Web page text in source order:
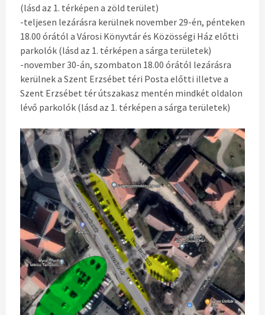
(lásd az 1. térképen a zöld terület)
-teljesen lezárásra kerülnek november 29-én, pénteken
18.00 órától a Városi Könyvtár és Közösségi Ház előtti
parkolók (lásd az 1. térképen a sárga területek)
-november 30-án, szombaton 18.00 órától lezárásra
kerülnek a Szent Erzsébet téri Posta előtti illetve a
Szent Erzsébet tér útszakasz mentén mindkét oldalon
lévő parkolók (lásd az 1. térképen a sárga területek)